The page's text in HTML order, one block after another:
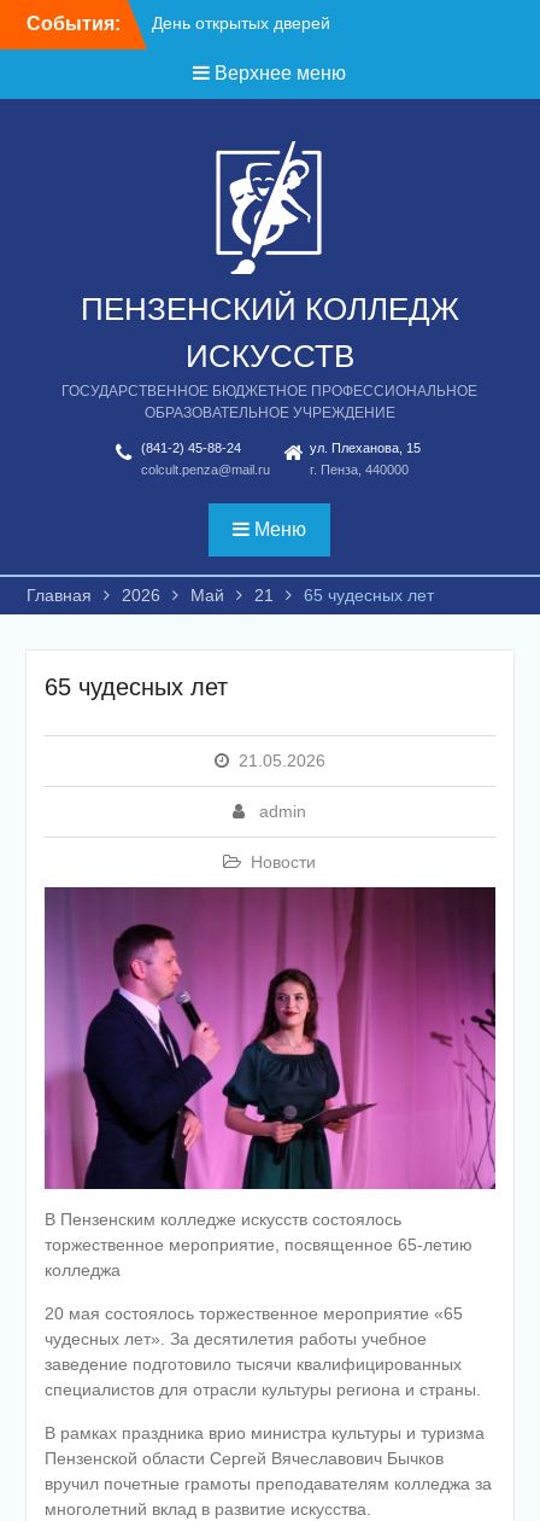
События: День открытых дверей
Верхнее меню
ПЕНЗЕНСКИЙ КОЛЛЕДЖ
ИСКУССТВ
ГОСУДАРСТВЕННОЕ БЮДЖЕТНОЕ ПРОФЕССИОНАЛЬНОЕ
ОБРАЗОВАТЕЛЬНОЕ УЧРЕЖДЕНИЕ
(841-2) 45-88-24
colcult.penza@mail.ru
ул. Плеханова, 15
г. Пенза, 440000
Меню
Главная 2026 Май 21 65 чудесных лет
65 чудесных лет
21.05.2026
admin
Новости
В Пензенским колледже искусств состоялось
торжественное мероприятие, посвященное 65-летию
колледжа
20 мая состоялось торжественное мероприятие «65
чудесных лет». За десятилетия работы учебное
заведение подготовило тысячи квалифицированных
специалистов для отрасли культуры региона и страны.
В рамках праздника врио министра культуры и туризма
Пензенской области Сергей Вячеславович Бычков
вручил почетные грамоты преподавателям колледжа за
многолетний вклад в развитие искусства.